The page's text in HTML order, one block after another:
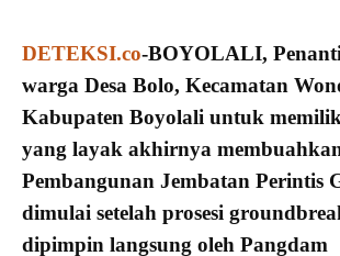
DETEKSI.co-BOYOLALI,
warga Desa Bolo, Kecamatan
Kabupaten Boyolali untuk
yang layak akhirnya
Pembangunan Jembatan Perintis
dimulai setelah prosesi
dipimpin langsung oleh Pangdam